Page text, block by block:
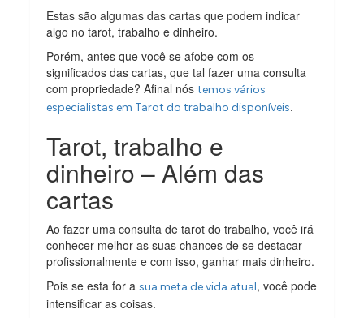
Estas são algumas das cartas que podem indicar
algo no tarot, trabalho e dinheiro.
Porém, antes que você se afobe com os
significados das cartas, que tal fazer uma consulta
com propriedade? Afinal nóstemos vários
especialistas em Tarot do trabalho disponíveis.
Tarot, trabalho e
dinheiro – Além das
cartas
Ao fazer uma consulta de tarot do trabalho, você irá
conhecer melhor as suas chances de se destacar
profissionalmente e com isso, ganhar mais dinheiro.
Pois se esta for asua meta de vida atual, você pode
intensificar as coisas.